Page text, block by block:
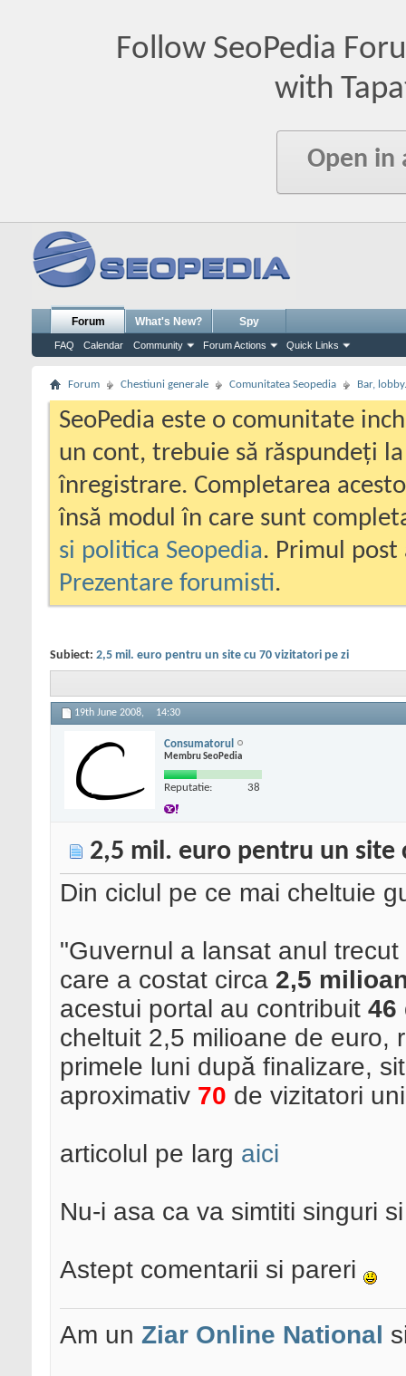
Follow SeoPedia
with
Open in
Forum
FAQ Calendar Community Forum Actions Quick Links
What's New? Spy
Forum Chestiuni generale Comunitatea Seopedia Bar,
SeoPedia este o comunitate
un cont, trebuie să răspundeți
înregistrare. Completarea
însă modul în care sunt
si politica Seopedia. Primul
Prezentare forumisti.
Subiect: 2,5 mil. euro pentru un site cu 70 vizitatori pe zi
19th June 2008, 14:30
Consumatorul
Membru SeoPedia
Reputatie: 38
2,5 mil. euro pentru un site
Din ciclul pe ce mai cheltuie
"Guvernul a lansat anul
care a costat circa 2,5
acestui portal au contribuit 46
cheltuit 2,5 milioane de euro,
primele luni după finalizare,
aproximativ 70 de vizitatori
articolul pe larg aici
Nu-i asa ca va simtiti singuri
Astept comentarii si pareri
Am un Ziar Online National